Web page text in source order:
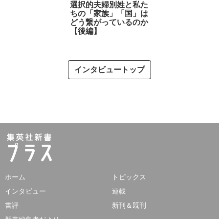
選択的夫婦別姓と私た
ちの「家族」「国」は
どう繋がっているのか
【後編】
インタビュートップ
ホーム
トピックス
インタビュー
連載
書評
新刊＆既刊